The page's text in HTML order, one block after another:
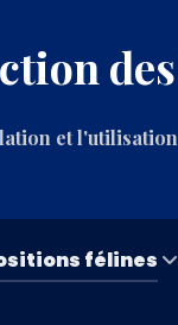
félines
et